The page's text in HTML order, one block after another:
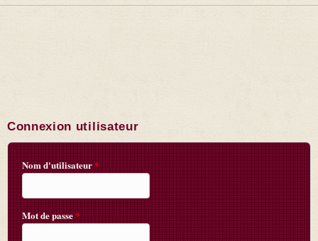
Connexion utilisateur
Nom d'utilisateur*
Mot de passe*